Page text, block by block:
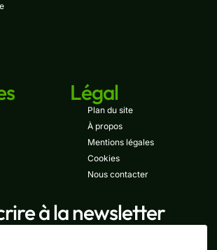
Légal
Plan du site
À propos
Mentions légales
Cookies
Nous contacter
à la newsletter